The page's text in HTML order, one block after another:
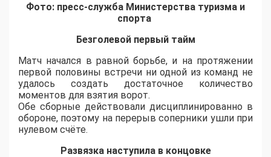
Фото: пресс-служба Министерства туризма и
спорта
Безголевой первый тайм
Матч начался в равной борьбе, и на протяжении
первой половины встречи ни одной из команд не
удалось создать достаточное количество
моментов для взятия ворот.
Обе сборные действовали дисциплинированно в
обороне, поэтому на перерыв соперники ушли при
нулевом счёте.
Развязка наступила в концовке